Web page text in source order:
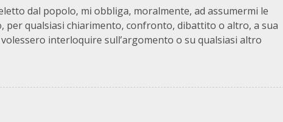
dal popolo, mi obbliga, moralmente, ad assumermi le
qualsiasi chiarimento, confronto, dibattito o altro, a sua
interloquire sull’argomento o su qualsiasi altro